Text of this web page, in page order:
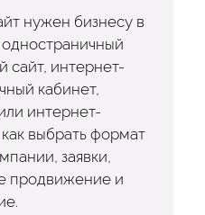
нужен бизнесу в
сайт, интернет-
кабинет,
интернет-
выбрать формат
заявки,
продвижение и